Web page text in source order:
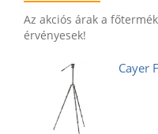
Az akciós árak a
érvényesek!
Cayer